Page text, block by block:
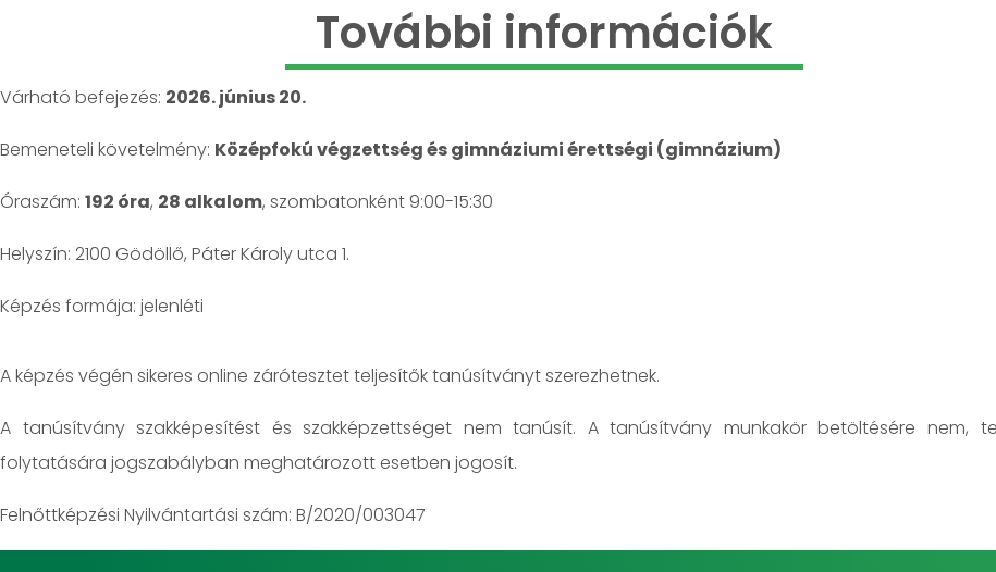
További információk
Várható befejezés: 2026. június 20.
Bemeneteli követelmény: Középfokú végzettség és gimnáziumi érettségi (gimnázium)
Óraszám: 192 óra, 28 alkalom, szombatonként 9:00-15:30
Helyszín: 2100 Gödöllő, Páter Károly utca 1.
jelenléti
A képzés végén sikeres online zárótesztet teljesítők tanúsítványt szerezhetnek.
A tanúsítvány szakképesítést és szakképzettséget nem tanúsít. A tanúsítvány munkakör betöltésére nem,
folytatására jogszabályban meghatározott esetben jogosít.
Felnőttképzési Nyilvántartási szám: B/2020/003047